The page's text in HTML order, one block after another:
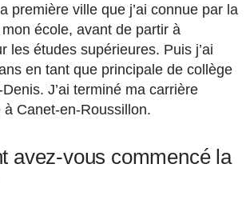
première ville que j’ai connue par la
mon école, avant de partir à
les études supérieures. Puis j’ai
en tant que principale de collège
J’ai terminé ma carrière
à Canet-en-Roussillon.
avez-vous commencé la